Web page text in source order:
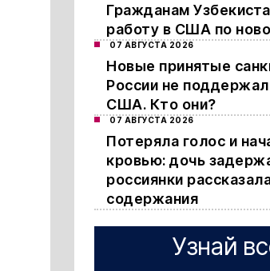
Гражданам
работу в США по
07 АВГУСТА 2026
Новые принятые
России не
США. Кто они?
07 АВГУСТА 2026
Потеряла голос и
кровью: дочь
россиянки
содержания
Узнай